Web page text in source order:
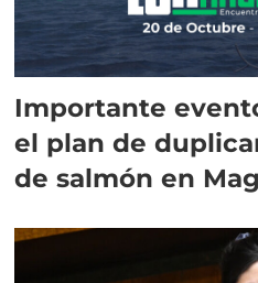
Importante
el plan de
de salmón en